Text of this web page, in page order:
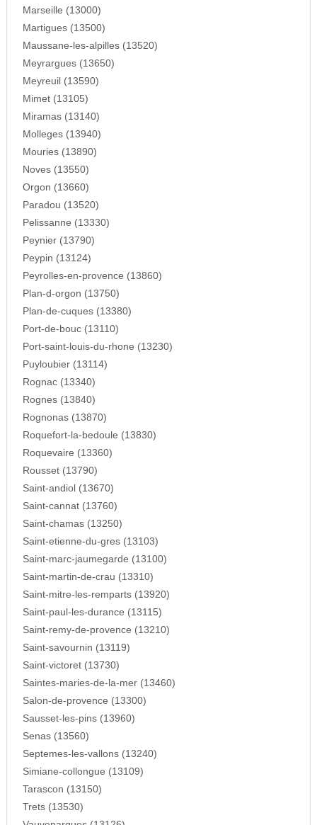
Marseille (13000)
Martigues (13500)
Maussane-les-alpilles (13520)
Meyrargues (13650)
Meyreuil (13590)
Mimet (13105)
Miramas (13140)
Molleges (13940)
Mouries (13890)
Noves (13550)
Orgon (13660)
Paradou (13520)
Pelissanne (13330)
Peynier (13790)
Peypin (13124)
Peyrolles-en-provence (13860)
Plan-d-orgon (13750)
Plan-de-cuques (13380)
Port-de-bouc (13110)
Port-saint-louis-du-rhone (13230)
Puyloubier (13114)
Rognac (13340)
Rognes (13840)
Rognonas (13870)
Roquefort-la-bedoule (13830)
Roquevaire (13360)
Rousset (13790)
Saint-andiol (13670)
Saint-cannat (13760)
Saint-chamas (13250)
Saint-etienne-du-gres (13103)
Saint-marc-jaumegarde (13100)
Saint-martin-de-crau (13310)
Saint-mitre-les-remparts (13920)
Saint-paul-les-durance (13115)
Saint-remy-de-provence (13210)
Saint-savournin (13119)
Saint-victoret (13730)
Saintes-maries-de-la-mer (13460)
Salon-de-provence (13300)
Sausset-les-pins (13960)
Senas (13560)
Septemes-les-vallons (13240)
Simiane-collongue (13109)
Tarascon (13150)
Trets (13530)